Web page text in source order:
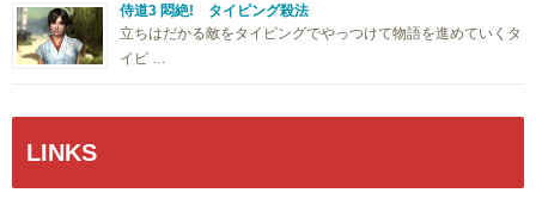
侍道3 悶絶! タイピング殺法
立ちはだかる敵をタイピングでやっつけて物語を進めていくタ
イピ …
LINKS